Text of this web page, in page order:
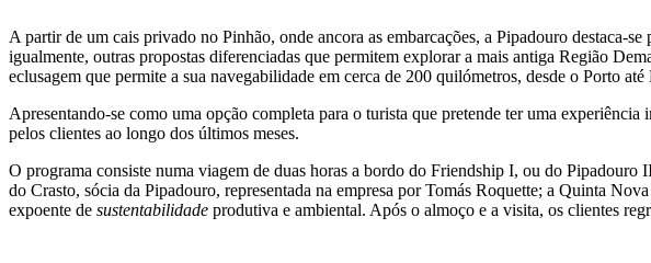
A partir de um cais privado no Pinhão, onde ancora as embarcações, a Pipadouro destaca-se
igualmente, outras propostas diferenciadas que permitem explorar a mais antiga Região
eclusagem que permite a sua navegabilidade em cerca de 200 quilómetros, desde o Porto
Apresentando-se como uma opção completa para o turista que pretende ter uma experiência
pelos clientes ao longo dos últimos meses.
O programa consiste numa viagem de duas horas a bordo do Friendship I, ou do
do Crasto, sócia da Pipadouro, representada na empresa por Tomás Roquette; a Quinta
expoente de sustentabilidade produtiva e ambiental. Após o almoço e a visita, os clientes